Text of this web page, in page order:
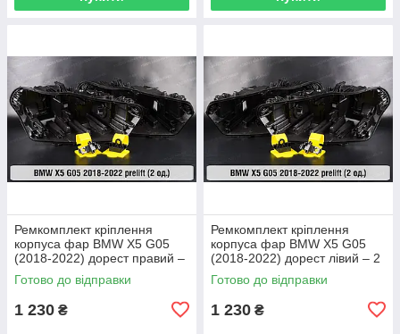
Ремкомплект кріплення
корпуса фар BMW X5 G05
(2018-2022) дорест правий –
2 од.
Готово до відправки
1 230 ₴
Ремкомплект кріплення
корпуса фар BMW X5 G05
(2018-2022) дорест лівий – 2
од.
Готово до відправки
1 230 ₴